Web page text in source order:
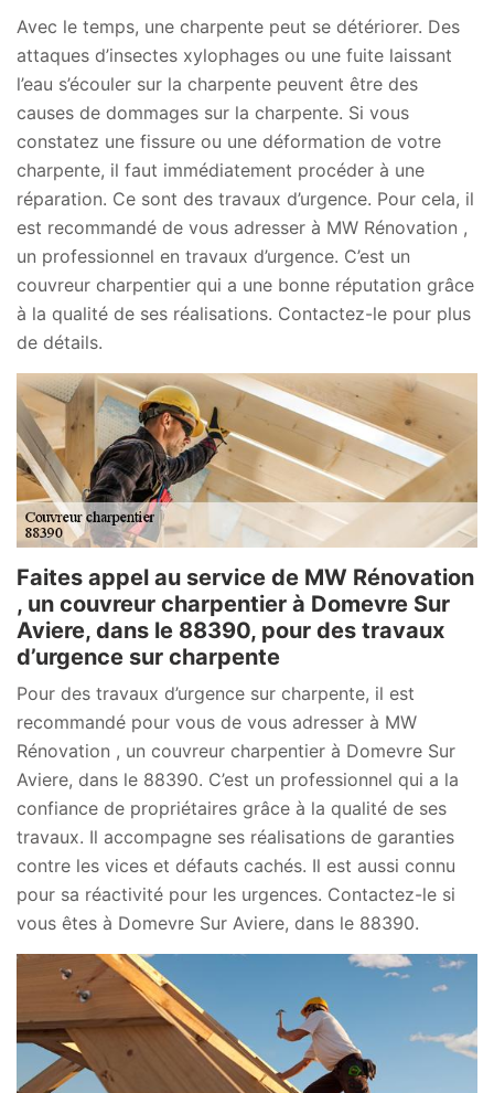
Avec le temps, une charpente peut se détériorer. Des
attaques d’insectes xylophages ou une fuite laissant
l’eau s’écouler sur la charpente peuvent être des
causes de dommages sur la charpente. Si vous
constatez une fissure ou une déformation de votre
charpente, il faut immédiatement procéder à une
réparation. Ce sont des travaux d’urgence. Pour cela, il
est recommandé de vous adresser à MW Rénovation ,
un professionnel en travaux d’urgence. C’est un
couvreur charpentier qui a une bonne réputation grâce
à la qualité de ses réalisations. Contactez-le pour plus
de détails.
Faites appel au service de MW Rénovation
, un couvreur charpentier à Domevre Sur
Aviere, dans le 88390, pour des travaux
d’urgence sur charpente
Pour des travaux d’urgence sur charpente, il est
recommandé pour vous de vous adresser à MW
Rénovation , un couvreur charpentier à Domevre Sur
Aviere, dans le 88390. C’est un professionnel qui a la
confiance de propriétaires grâce à la qualité de ses
travaux. Il accompagne ses réalisations de garanties
contre les vices et défauts cachés. Il est aussi connu
pour sa réactivité pour les urgences. Contactez-le si
vous êtes à Domevre Sur Aviere, dans le 88390.